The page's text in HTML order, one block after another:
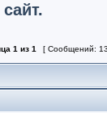
1 из 1 [ Сообщений: